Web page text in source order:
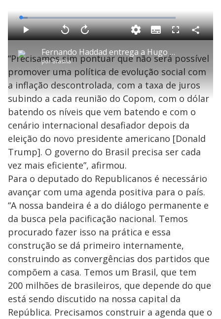
P
l
a
y
V
i
d
e
o
Fernando Haddad entrega a Hugo Motta as prioridades do governo para a área econômica
porBrasília
P V
t
a
r
0
e
g
n
d
o
s
A
a
n
ç
a
1
s
e
u
n
M
u
o
L
o
a
d
e
4
.
5
0
%
S
u
b
i
t
l
s
F
s
c
r
C
o
a
r
i
l
a
“Precisamos sim pontuar que não será possível
promover uma política de evolução social com
a inflação descontrolada, com a taxa de juros
subindo a cada reunião do Copom, com o dólar
batendo os níveis que vem batendo e com o
cenário internacional desafiador depois da
eleição do novo presidente americano [Donald
Trump]. O governo do Brasil precisa ser cada
vez mais eficiente”, afirmou.
Para o deputado do Republicanos é necessário
avançar com uma agenda positiva para o país.
“A nossa bandeira é a do diálogo permanente e
da busca pela pacificação nacional. Temos
procurado fazer isso na prática e essa
construção se dá primeiro internamente,
construindo as convergências dos partidos que
compõem a casa. Temos um Brasil, que tem
200 milhões de brasileiros, que depende do que
está sendo discutido na nossa capital da
República. Precisamos construir a agenda que o